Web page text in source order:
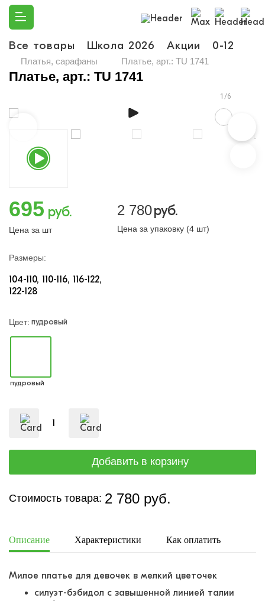
Все товары Школа 2026 Акции 0-12
Платья, сарафаны Платье, арт.: TU 1741
Платье, арт.: TU 1741
1/6
695 руб.
Цена за шт
2 780руб.
Цена за упаковку (4 шт)
Размеры:
104-110 110-116 116-122
122-128
Цвет: пудровый
пудровый
Стоимость товара: 2 780 руб.
Описание Характеристики Как оплатить
Милое платье для девочек в мелкий цветочек
силуэт-бэбидол с завышенной линией талии